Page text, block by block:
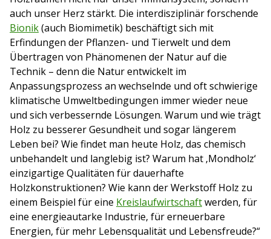
auch unser Herz stärkt. Die interdisziplinär forschende
Bionik(auch Biomimetik) beschäftigt sich mit
Erfindungen der Pflanzen- und Tierwelt und dem
Übertragen von Phänomenen der Natur auf die
Technik – denn die Natur entwickelt im
Anpassungsprozess an wechselnde und oft schwierige
klimatische Umweltbedingungen immer wieder neue
und sich verbessernde Lösungen. Warum und wie trägt
Holz zu besserer Gesundheit und sogar längerem
Leben bei? Wie findet man heute Holz, das chemisch
unbehandelt und langlebig ist? Warum hat ‚Mondholz‘
einzigartige Qualitäten für dauerhafte
Holzkonstruktionen? Wie kann der Werkstoff Holz zu
einem Beispiel für eine Kreislaufwirtschaftwerden, für
eine energieautarke Industrie, für erneuerbare
Energien, für mehr Lebensqualität und Lebensfreude?“